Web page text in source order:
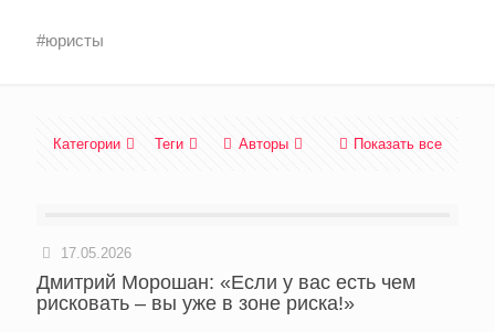
#юристы
Категории Теги Авторы Показать все
17.05.2026
Дмитрий Морошан: «Если у вас есть чем
рисковать – вы уже в зоне риска!»